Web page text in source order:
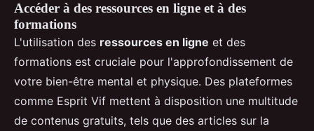
Accéder à des ressources en ligne et à des
formations
L'utilisation des ressources en ligne et des
formations est cruciale pour l'approfondissement de
votre bien-être mental et physique. Des plateformes
comme Esprit Vif mettent à disposition une multitude
de contenus gratuits, tels que des articles sur la